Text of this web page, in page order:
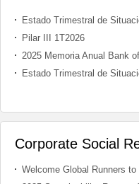
Estado Trimestral de
Pilar III 1T2026
2025 Memoria Anual Bank
Estado Trimestral de
Corporate Social